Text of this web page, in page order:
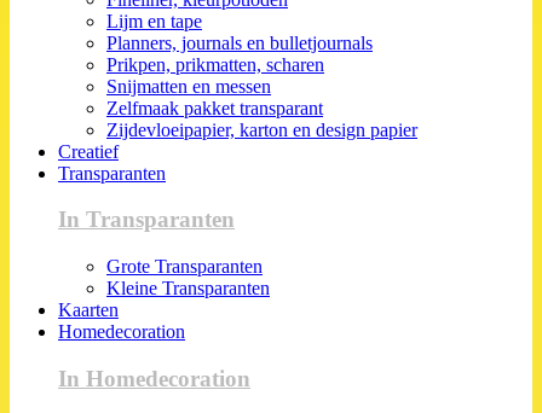
Lijm en tape
Planners, journals en bulletjournals
Prikpen, prikmatten, scharen
Snijmatten en messen
Zelfmaak pakket transparant
Zijdevloeipapier, karton en design papier
Creatief
Transparanten
In Transparanten
Grote Transparanten
Kleine Transparanten
Kaarten
Homedecoration
In Homedecoration